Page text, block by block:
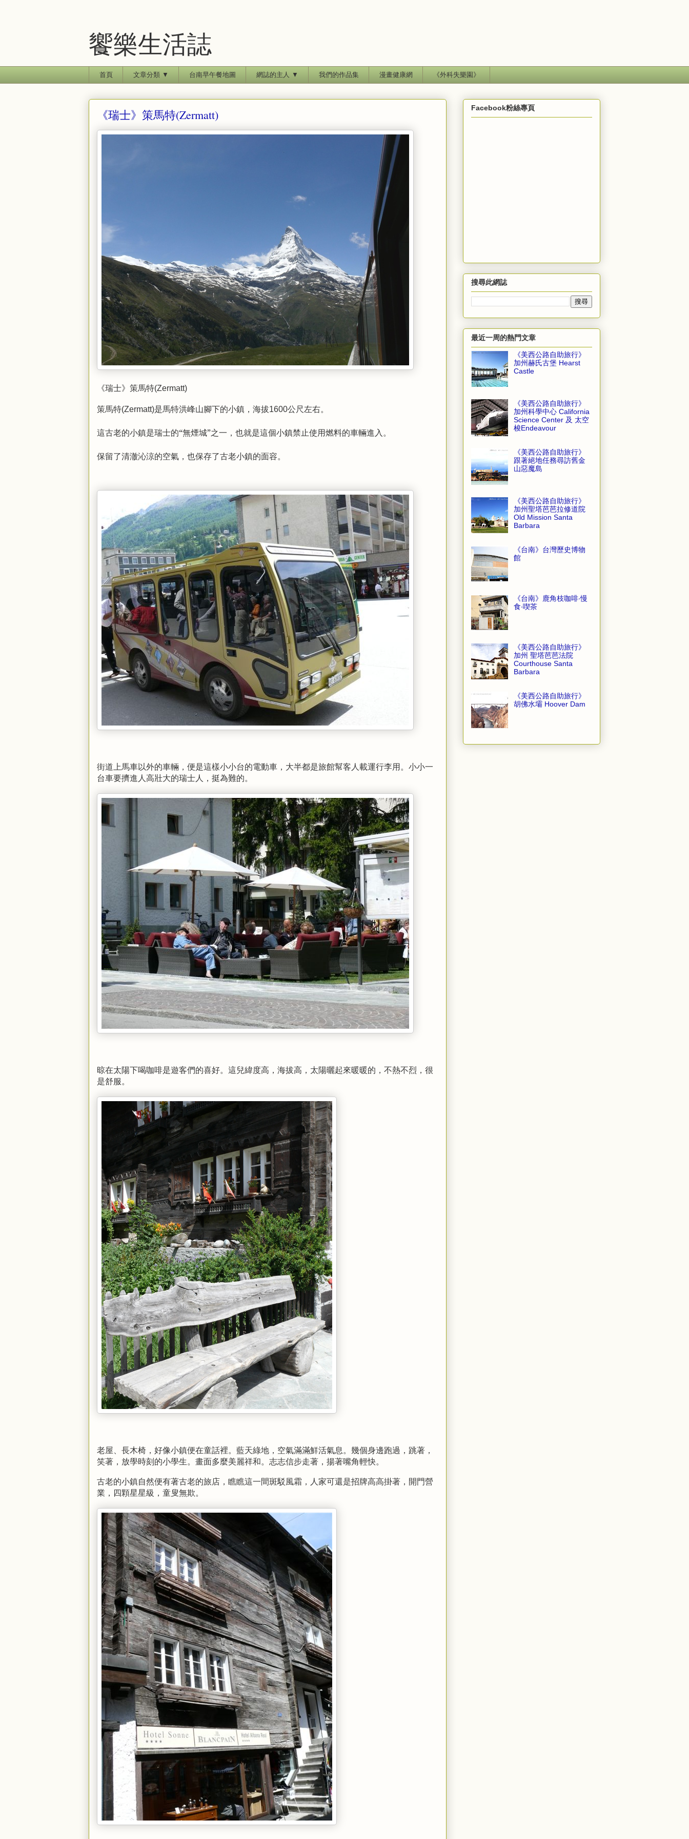
饗樂生活誌
首頁 文章分類 ▼ 台南早午餐地圖 網誌的主人 ▼ 我們的作品集 漫畫健康網 《外科失樂園》
《瑞士》策馬特(Zermatt)
《瑞士》策馬特(Zermatt)
策馬特(Zermatt)是馬特洪峰山腳下的小鎮，海拔1600公尺左右。
這古老的小鎮是瑞士的“無煙城”之一，也就是這個小鎮禁止使用燃料的車輛進入。
保留了清澈沁涼的空氣，也保存了古老小鎮的面容。
街道上馬車以外的車輛，便是這樣小小台的電動車，大半都是旅館幫客人載運行李用。小小一
台車要擠進人高壯大的瑞士人，挺為難的。
晾在太陽下喝咖啡是遊客們的喜好。這兒緯度高，海拔高，太陽曬起來暖暖的，不熱不烈，很
是舒服。
老屋、長木椅，好像小鎮便在童話裡。藍天綠地，空氣滿滿鮮活氣息。幾個身邊跑過，跳著，
笑著，放學時刻的小學生。畫面多麼美麗祥和。志志信步走著，揚著嘴角輕快。
古老的小鎮自然便有著古老的旅店，瞧瞧這一間斑駁風霜，人家可還是招牌高高掛著，開門營
業，四顆星星級，童叟無欺。
Facebook粉絲專頁
搜尋此網誌
最近一周的熱門文章
《美西公路自助旅行》
加州赫氏古堡 Hearst
Castle
《美西公路自助旅行》
加州科學中心 California
Science Center 及 太空
梭Endeavour
《美西公路自助旅行》
跟著絕地任務尋訪舊金
山惡魔島
《美西公路自助旅行》
加州聖塔芭芭拉修道院
Old Mission Santa
Barbara
《台南》台灣歷史博物
館
《台南》鹿角枝咖啡‧慢
食‧喫茶
《美西公路自助旅行》
加州 聖塔芭芭法院
Courthouse Santa
Barbara
《美西公路自助旅行》
胡佛水壩 Hoover Dam